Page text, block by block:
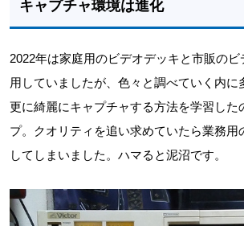
キャプチャ環境は進化
2022年は家庭用のビデオデッキと市販の
用していましたが、色々と調べていく内に
更に綺麗にキャプチャする方法を学習した
プ。クオリティを追い求めていたら業務用
してしまいました。ハマると泥沼です。